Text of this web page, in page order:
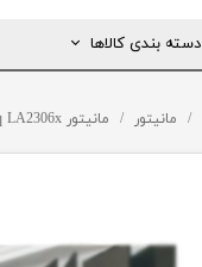
دسته بندی کالاها
لپ تاپ
قطعات کامپیوتر
مانیتور مانیتور HP Compaq LA2306x